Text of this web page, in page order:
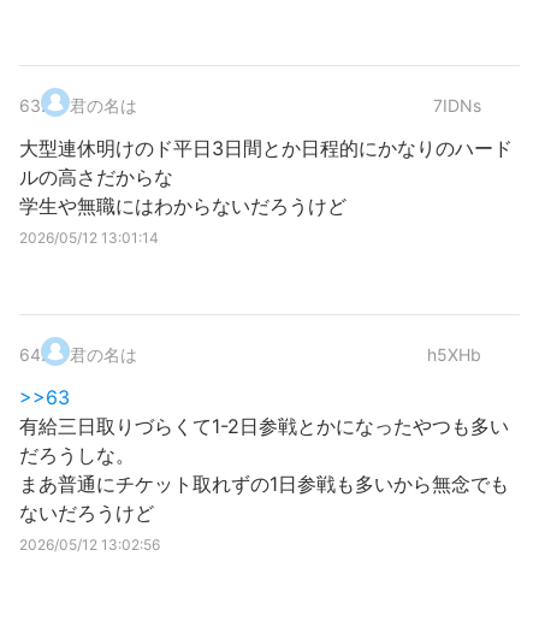
63. 君の名は 7IDNs
大型連休明けのド平日3日間とか日程的にかなりのハード
ルの高さだからな
学生や無職にはわからないだろうけど
2026/05/12 13:01:14
64. 君の名は h5XHb
>>63
有給三日取りづらくて1-2日参戦とかになったやつも多い
だろうしな。
まあ普通にチケット取れずの1日参戦も多いから無念でも
ないだろうけど
2026/05/12 13:02:56